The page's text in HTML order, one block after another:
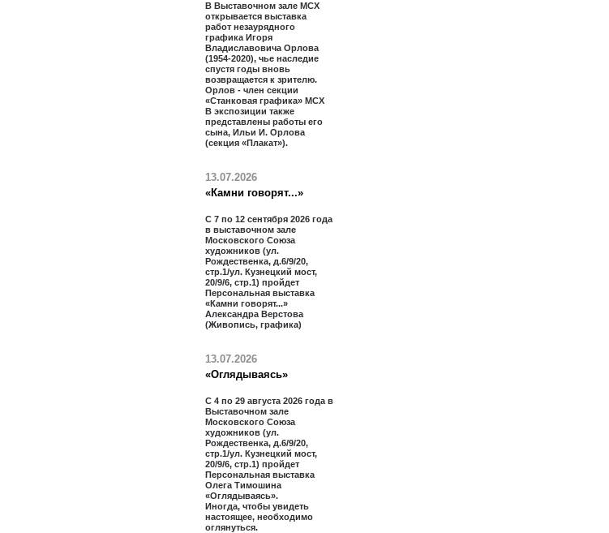
В Выставочном зале МСХ
открывается выставка
работ незаурядного
графика Игоря
Владиславовича Орлова
(1954-2020), чье наследие
спустя годы вновь
возвращается к зрителю.
Орлов - член секции
«Станковая графика» МСХ
В экспозиции также
представлены работы его
сына, Ильи И. Орлова
(секция «Плакат»).
13.07.2026
«Камни говорят...»
С 7 по 12 сентября 2026 года
в выставочном зале
Московского Союза
художников (ул.
Рождественка, д.6/9/20,
стр.1/ул. Кузнецкий мост,
20/9/6, стр.1) пройдет
Персональная выставка
«Камни говорят...»
Александра Верстова
(Живопись, графика)
13.07.2026
«Оглядываясь»
С 4 по 29 августа 2026 года в
Выставочном зале
Московского Союза
художников (ул.
Рождественка, д.6/9/20,
стр.1/ул. Кузнецкий мост,
20/9/6, стр.1) пройдет
Персональная выставка
Олега Тимошина
«Оглядываясь».
Иногда, чтобы увидеть
настоящее, необходимо
оглянуться.